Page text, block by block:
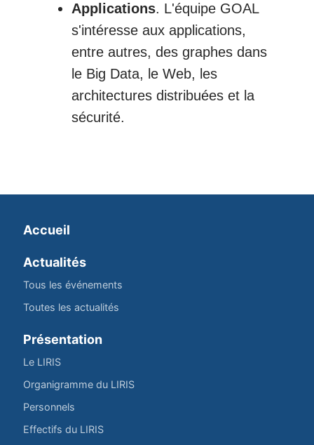
Applications. L'équipe GOAL
s'intéresse aux applications,
entre autres, des graphes dans
le Big Data, le Web, les
architectures distribuées et la
sécurité.
Accueil
Actualités
Tous les événements
Toutes les actualités
Présentation
Le LIRIS
Organigramme du LIRIS
Personnels
Effectifs du LIRIS